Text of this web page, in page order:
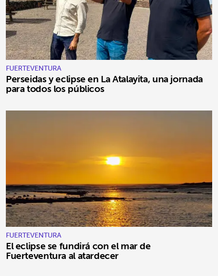
FUERTEVENTURA
Perseidas y eclipse en La Atalayita, una jornada
para todos los públicos
FUERTEVENTURA
El eclipse se fundirá con el mar de
Fuerteventura al atardecer